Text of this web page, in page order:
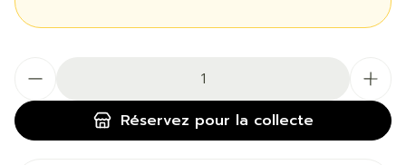
Réservez pour la collecte